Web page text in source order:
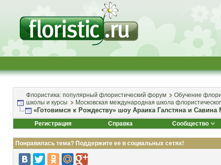
Флористика: популярный флористический форум
Обучение
школы и курсы
Московская международная школа
«Готовимся к Рождеству» шоу Араика Галстяна и
Регистрация Справка Сообщество
Понравилась тема? Поддержите ее в социальных сетях!